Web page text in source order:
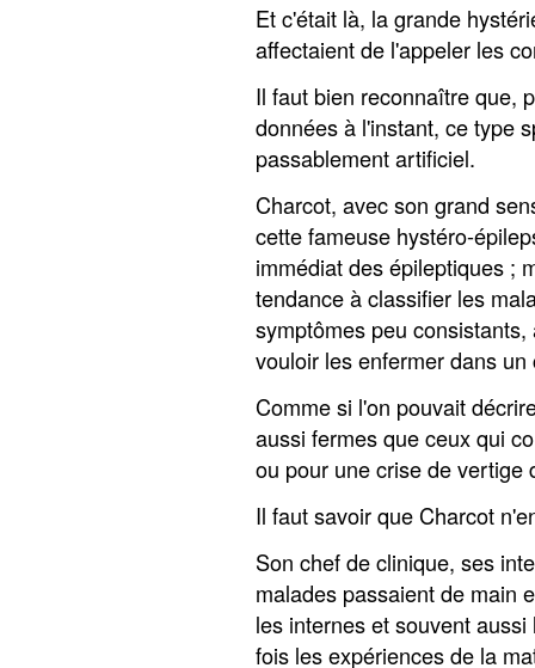
Et c'était là, la grande
affectaient de l'appeler les
Il faut bien reconnaître que,
données à l'instant, ce type
passablement artificiel.
Charcot, avec son grand
cette fameuse hystéro-
immédiat des épileptiques ;
tendance à classifier les
symptômes peu
vouloir les enfermer dans
Comme si l'on pouvait
aussi fermes que ceux qui
ou pour une crise de vertige
Il faut savoir que Charcot
Son chef de clinique, ses
malades passaient de main
les internes et souvent
fois les expériences de la